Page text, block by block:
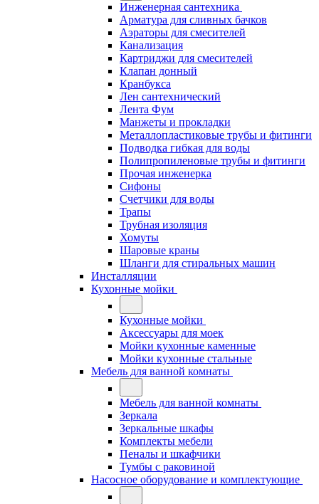
Инженерная сантехника
Арматура для сливных бачков
Аэраторы для смесителей
Канализация
Картриджи для смесителей
Клапан донный
Кранбукса
Лен сантехнический
Лента Фум
Манжеты и прокладки
Металлопластиковые трубы и фитинги
Подводка гибкая для воды
Полипропиленовые трубы и фитинги
Прочая инженерка
Сифоны
Счетчики для воды
Трапы
Трубная изоляция
Хомуты
Шаровые краны
Шланги для стиральных машин
Инсталляции
Кухонные мойки
Кухонные мойки
Аксессуары для моек
Мойки кухонные каменные
Мойки кухонные стальные
Мебель для ванной комнаты
Мебель для ванной комнаты
Зеркала
Зеркальные шкафы
Комплекты мебели
Пеналы и шкафчики
Тумбы с раковиной
Насосное оборудование и комплектующие